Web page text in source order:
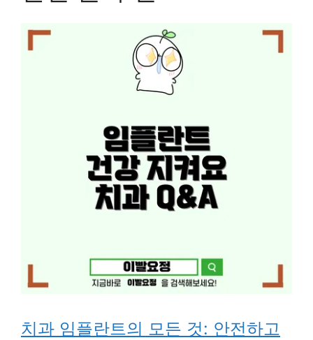
치과 임플란트의 모든 것: 안전하고